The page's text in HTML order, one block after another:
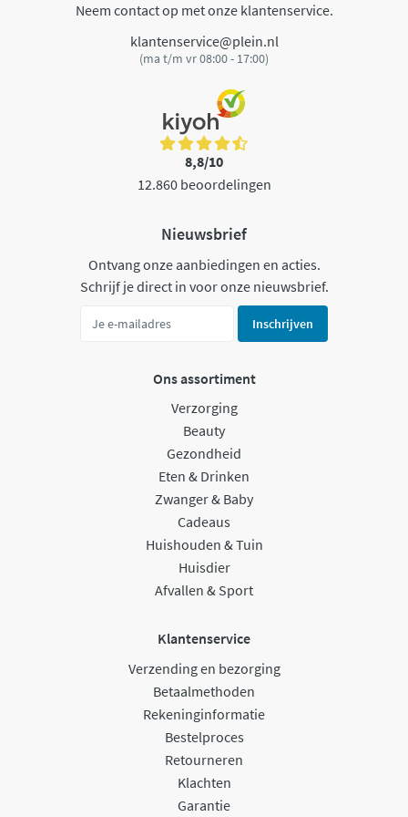
Neem contact op met onze klantenservice.
klantenservice@plein.nl
(ma t/m vr 08:00 - 17:00)
8,8/10
12.860 beoordelingen
Nieuwsbrief
Ontvang onze aanbiedingen en acties.
Schrijf je direct in voor onze nieuwsbrief.
Inschrijven
Ons assortiment
Verzorging
Beauty
Gezondheid
Eten & Drinken
Zwanger & Baby
Cadeaus
Huishouden & Tuin
Huisdier
Afvallen & Sport
Klantenservice
Verzending en bezorging
Betaalmethoden
Rekeninginformatie
Bestelproces
Retourneren
Klachten
Garantie